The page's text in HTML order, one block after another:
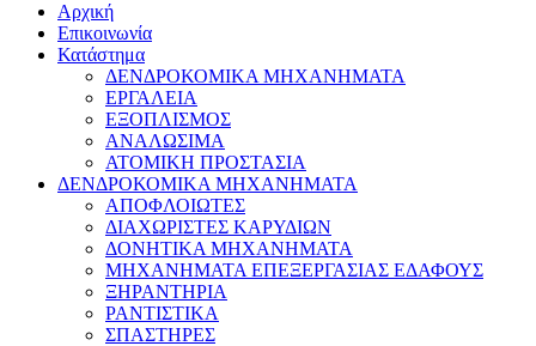
Αρχική
Επικοινωνία
Κατάστημα
ΔΕΝΔΡΟΚΟΜΙΚΑ ΜΗΧΑΝΗΜΑΤΑ
ΕΡΓΑΛΕΙΑ
ΕΞΟΠΛΙΣΜΟΣ
ΑΝΑΛΩΣΙΜΑ
ΑΤΟΜΙΚΗ ΠΡΟΣΤΑΣΙΑ
ΔΕΝΔΡΟΚΟΜΙΚΑ ΜΗΧΑΝΗΜΑΤΑ
ΑΠΟΦΛΟΙΩΤΕΣ
ΔΙΑΧΩΡΙΣΤΕΣ ΚΑΡΥΔΙΩΝ
ΔΟΝΗΤΙΚΑ ΜΗΧΑΝΗΜΑΤΑ
ΜΗΧΑΝΗΜΑΤΑ ΕΠΕΞΕΡΓΑΣΙΑΣ ΕΔΑΦΟΥΣ
ΞΗΡΑΝΤΗΡΙΑ
ΡΑΝΤΙΣΤΙΚΑ
ΣΠΑΣΤΗΡΕΣ